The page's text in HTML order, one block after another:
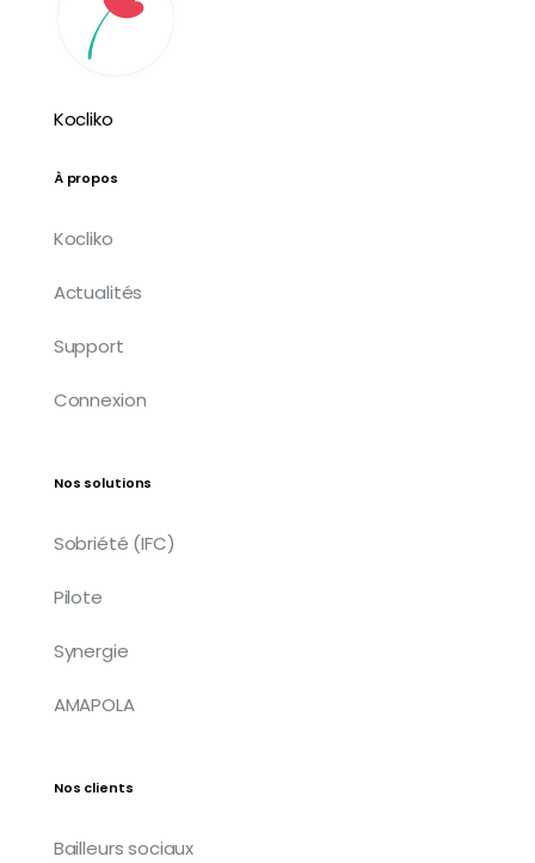
Kocliko
À propos
Kocliko
Actualités
Support
Connexion
Nos solutions
Sobriété (IFC)
Pilote
Synergie
AMAPOLA
Nos clients
Bailleurs sociaux